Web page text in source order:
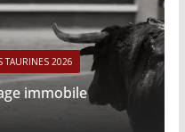
TAURINES 2026
immobile